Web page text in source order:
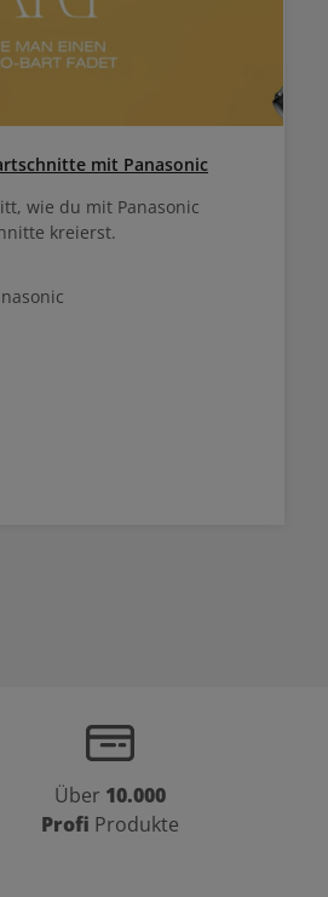
mit Panasonic
wie du mit Panasonic
kreierst.
Über 10.000
Profi Produkte